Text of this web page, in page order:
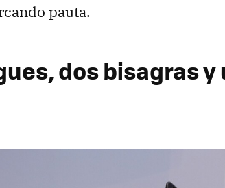
pauta.
dos bisagras y